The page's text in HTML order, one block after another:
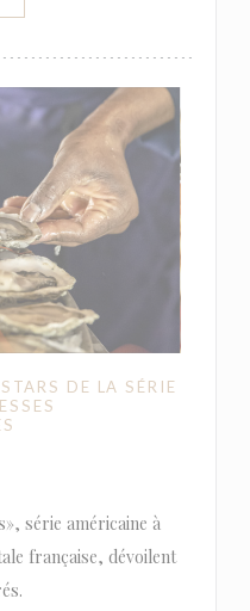
DE LA SÉRIE
série américaine à
française, dévoilent